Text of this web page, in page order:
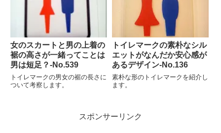
女のスカートと男の上着の
裾の高さが一緒ってことは
男は短足？‐No.539
トイレマークの男女の裾の長さに
ついて考察します。
トイレマークの素朴なシル
エットがなんだか安心感が
あるデザイン-No.136
素朴な形のトイレマークを紹介し
ます。
スポンサーリンク